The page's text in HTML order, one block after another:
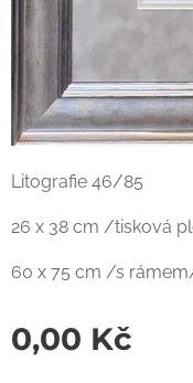
Litografie 46/85
26 x 38 cm /tisková
60 x 75 cm /s
0,00 Kč